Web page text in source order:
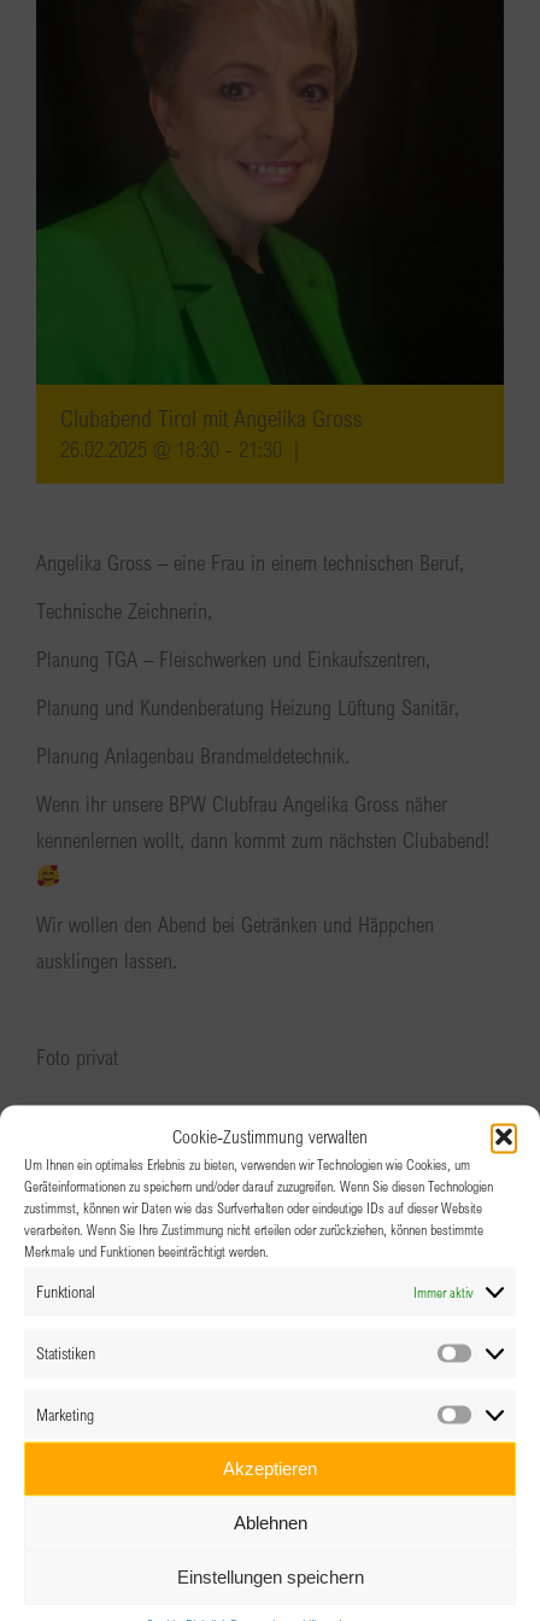
Cookie-Zustimmung verwalten
Um Ihnen ein optimales Erlebnis zu bieten, verwenden wir Technologien wie Cookies, um
Geräteinformationen zu speichern und/oder darauf zuzugreifen. Wenn Sie diesen Technologien
zustimmst, können wir Daten wie das Surfverhalten oder eindeutige IDs auf dieser Website
verarbeiten. Wenn Sie Ihre Zustimmung nicht erteilen oder zurückziehen, können bestimmte
Merkmale und Funktionen beeinträchtigt werden.
Funktional Immer aktiv
Statistiken
Marketing
Akzeptieren
Ablehnen
Einstellungen speichern
Clubabend Tirol mit Angelika Gross
26.02.2025 @ 18:30 - 21:30
Angelika Gross – eine Frau in einem technischen Beruf,
Technische Zeichnerin,
Planung TGA – Fleischwerken und Einkaufszentren,
Planung und Kundenberatung Heizung Lüftung Sanitär,
Planung Anlagenbau Brandmeldetechnik.
Wenn ihr unsere BPW Clubfrau Angelika Gross näher
kennenlernen wollt, dann kommt zum nächsten Clubabend!
Wir wollen den Abend bei Getränken und Häppchen
ausklingen lassen.
Foto privat
Ähnliche Veranstaltungen